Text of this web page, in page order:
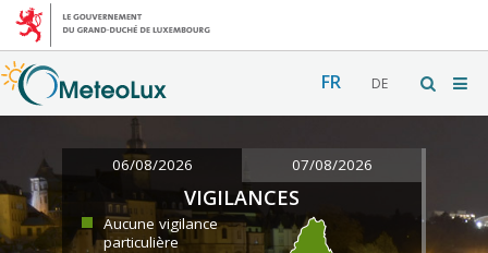
FR DE
06/08/2026 07/08/2026
VIGILANCES
Aucune vigilance
particulière